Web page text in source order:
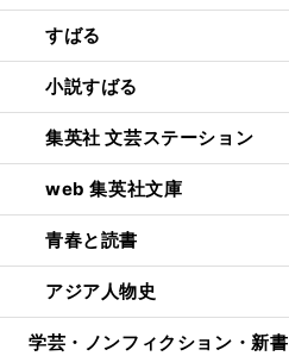
すばる
小説すばる
集英社 文芸ステーション
web 集英社文庫
青春と読書
アジア人物史
学芸・ノンフィクション・新書